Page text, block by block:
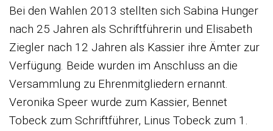
Bei den Wahlen 2013 stellten sich Sabina Hunger
nach 25 Jahren als Schriftführerin und Elisabeth
Ziegler nach 12 Jahren als Kassier ihre Ämter zur
Verfügung. Beide wurden im Anschluss an die
Versammlung zu Ehrenmitgliedern ernannt.
Veronika Speer wurde zum Kassier, Bennet
Tobeck zum Schriftführer, Linus Tobeck zum 1.